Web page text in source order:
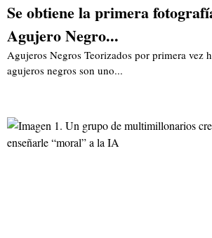
Se obtiene la primera
Agujero Negro...
Agujeros Negros Teorizados por primera vez
agujeros negros son uno...